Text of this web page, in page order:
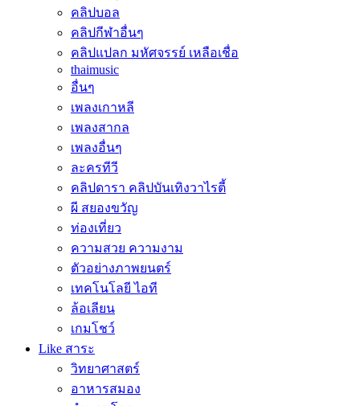
คลิปบอล
คลิปกีฬาอื่นๆ
คลิปแปลก มหัศจรรย์ เหลือเชื่อ
thaimusic
อื่นๆ
เพลงเกาหลี
เพลงสากล
เพลงอื่นๆ
ละครทีวี
คลิปดารา คลิปบันเทิงวาไรตี้
ผี สยองขวัญ
ท่องเที่ยว
ความสวย ความงาม
ตัวอย่างภาพยนตร์
เทคโนโลยี ไอที
ล้อเลียน
เกมโชว์
Like สาระ
วิทยาศาสตร์
อาหารสมอง